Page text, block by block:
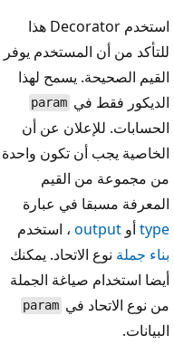
استخدم Decorator هذا
للتأكد من أن المستخدم يوفر
القيم الصحيحة. يسمح لهذا
الديكور فقط في param
الحسابات. للإعلان عن أن
الخاصية يجب أن تكون واحدة
من مجموعة من القيم
المعرفة مسبقا في عبارة
typeأو output ، استخدم
بناء جملة نوع الاتحاد. يمكنك
أيضا استخدام صياغة الجملة
من نوع الاتحاد في param
البيانات.